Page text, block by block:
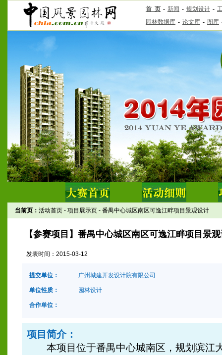
当前页： 活动首页 - 项目展示页 - 番禺中心城区南区可逸江畔项目景观设计
【参赛项目】番禺中心城区南区可逸江畔项目景
发表时间： 2015-03-12
提交单位： 广州城建开发设计院有限公司
单位性质： 园林设计
合作单位：
项目简介：
本项目位于番禺中心城南区，规划滨江